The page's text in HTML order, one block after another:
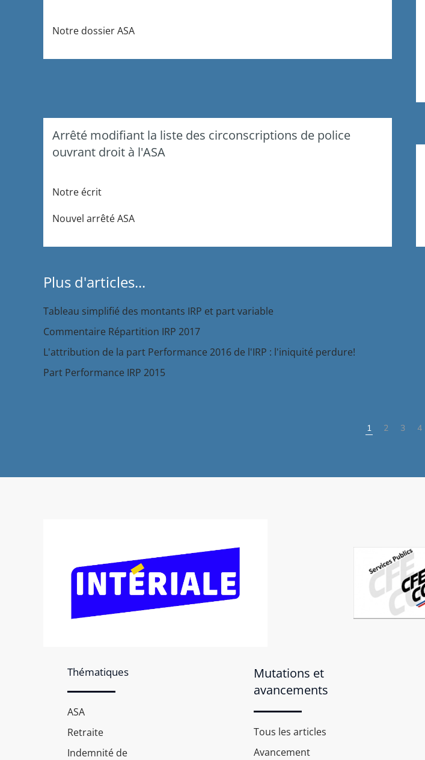
Notre dossier ASA
Arrêté modifiant la liste des circonscriptions de police
ouvrant droit à l'ASA
Notre écrit
Nouvel arrêtéASA
Plus d'articles...
Tableau simplifié des montants IRP et part variable
Commentaire Répartition IRP 2017
L'attribution de la part Performance 2016 de l'IRP : l'iniquité perdure!
Part Performance IRP 2015
1 2 3 4
Thématiques
ASA
Retraite
Indemnité de
Mutations et
avancements
Tous les articles
Avancement